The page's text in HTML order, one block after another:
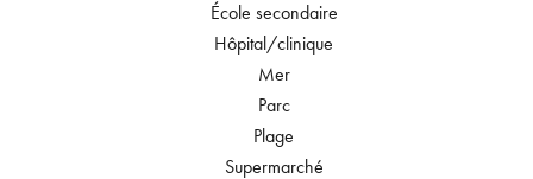
École secondaire
Hôpital/clinique
Mer
Parc
Plage
Supermarché